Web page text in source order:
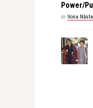
Power/
de Ilona